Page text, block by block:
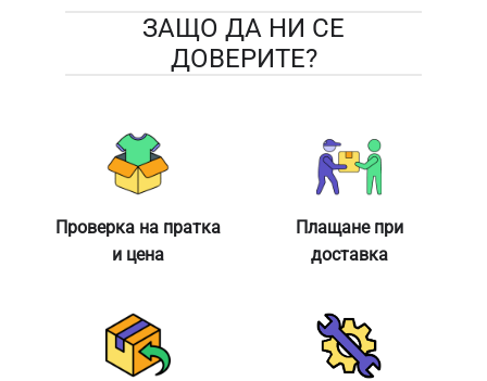
ЗАЩО ДА НИ СЕ
ДОВЕРИТЕ?
Проверка на пратка
и цена
Плащане при
доставка